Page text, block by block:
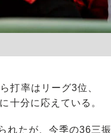
打率はリーグ3位、
十分に応えている。
れたが、今季の36三振